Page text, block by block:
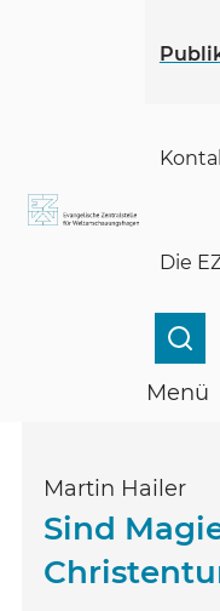
Die
Menü
Menü
Martin Hailer
Sind